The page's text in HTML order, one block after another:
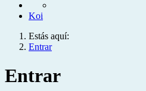
Koi
Estás aquí:
Entrar
Entrar